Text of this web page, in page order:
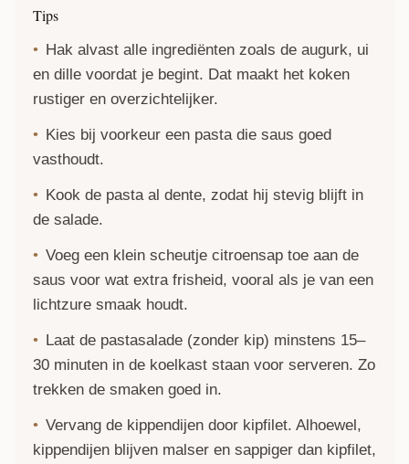
Tips
Hak alvast alle ingrediënten zoals de augurk, ui
en dille voordat je begint. Dat maakt het koken
rustiger en overzichtelijker.
Kies bij voorkeur een pastadie saus goed
vasthoudt.
Kook de pasta al dente, zodat hij stevig blijft in
de salade.
Voeg een klein scheutje citroensap toe aan de
saus voor wat extra frisheid, vooral als je van een
lichtzure smaak houdt.
Laat de pastasalade (zonder kip) minstens 15–
30 minuten in de koelkast staan voor serveren. Zo
trekken de smaken goed in.
Vervang de kippendijen door kipfilet. Alhoewel,
kippendijen blijven malser en sappiger dan kipfilet,